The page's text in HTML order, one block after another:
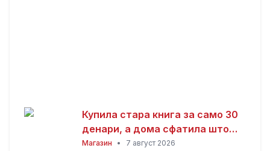
Купила стара книга за само 30
денари, а дома сфатила што
всушност пронашла: „Како да
Магазин • 7 август 2026